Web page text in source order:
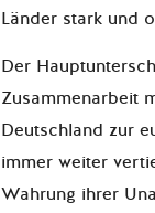
Länder stark und
Der
Zusammenarbeit
Deutschland zur
immer weiter
Wahrung ihrer